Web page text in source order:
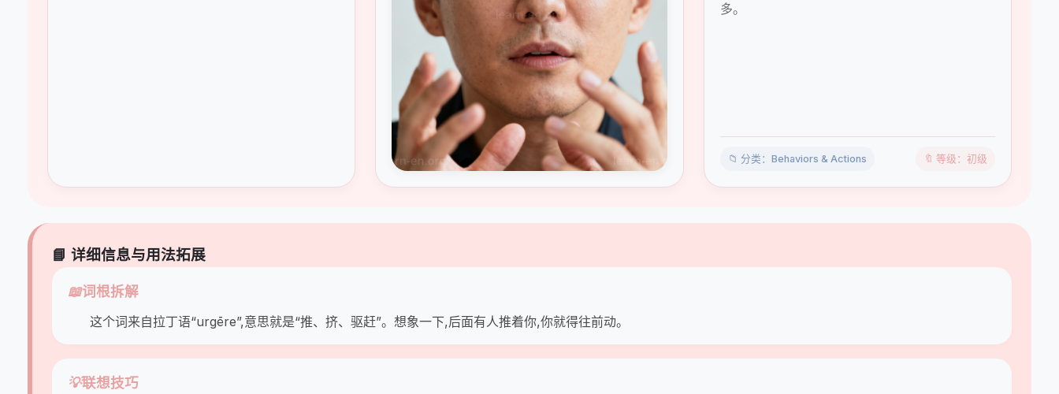
多。
📁 分类：Behaviors & Actions 🔖 等级：初级
📘 详细信息与用法拓展
📖词根拆解
这个词来自拉丁语“urgēre”,意思就是“推、挤、驱赶”。想象一下,后面有人推着你,你就得往前动。
💡联想技巧